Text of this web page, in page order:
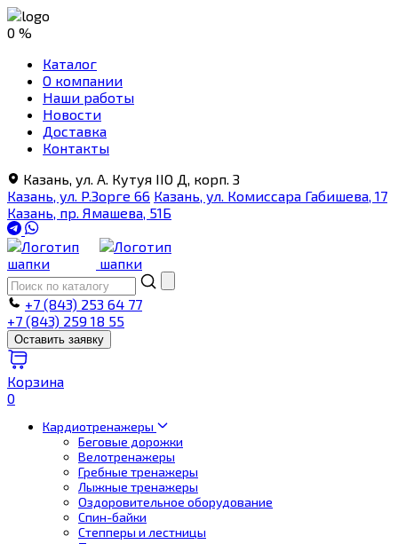
0 %
Каталог
О компании
Наши работы
Новости
Доставка
Контакты
Казань, ул. А. Кутуя IIO Д, корп. З
Казань, ул. Р.Зорге 66 Казань, ул. Комиссара Габишева, 17
Казань, пр. Ямашева, 51Б
+7 (843) 253 64 77
+7 (843) 259 18 55
Оставить заявку
Корзина
0
Кардиотренажеры
Беговые дорожки
Велотренажеры
Гребные тренажеры
Лыжные тренажеры
Оздоровительное оборудование
Спин-байки
Степперы и лестницы